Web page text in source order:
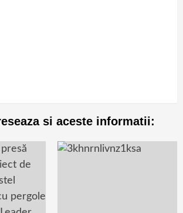
si aceste informatii: